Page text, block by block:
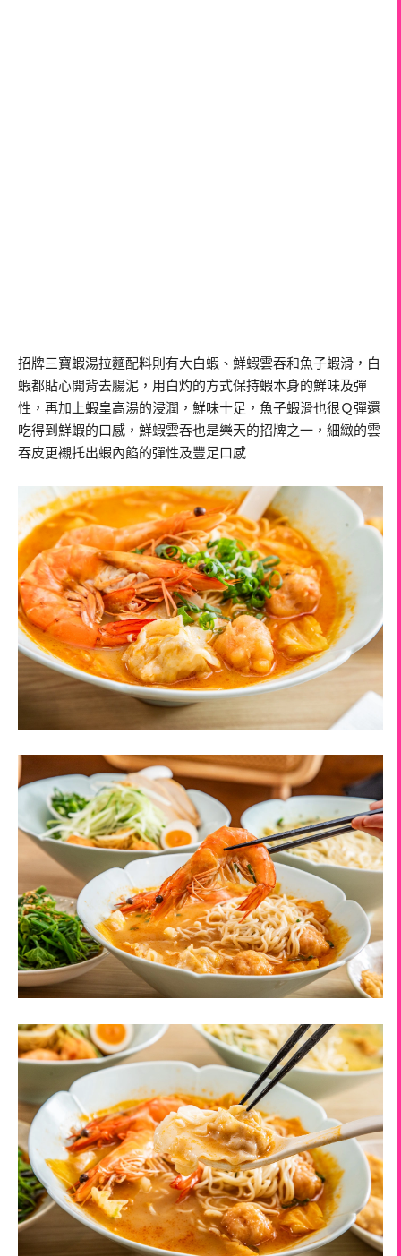
招牌三寶蝦湯拉麵配料則有大白蝦、鮮蝦雲吞和魚子蝦滑，白
蝦都貼心開背去腸泥，用白灼的方式保持蝦本身的鮮味及彈
性，再加上蝦皇高湯的浸潤，鮮味十足，魚子蝦滑也很Ｑ彈還
吃得到鮮蝦的口感，鮮蝦雲吞也是樂天的招牌之一，細緻的雲
吞皮更襯托出蝦內餡的彈性及豐足口感